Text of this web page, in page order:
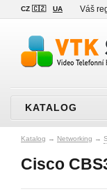
CZ 🇨🇿 UA Váš
KATALOG
Katalog → Networking →
Cisco